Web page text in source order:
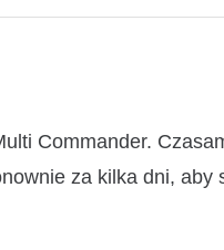
Commander.
za kilka dni, aby